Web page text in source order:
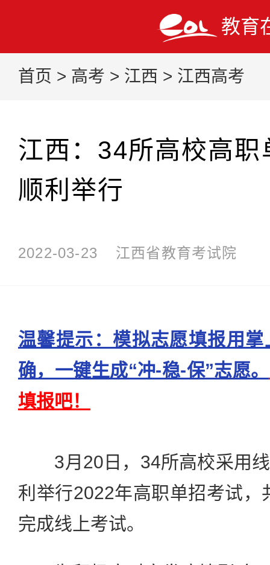
教育
首页 > 高考 > 江西 > 江西高考
江西：34所高校高
顺利举行
2022-03-23 江西省教育考试院
温馨提示：模拟志愿填报用
确，一键生成“冲-稳-保”志愿。
填报吧！
3月20日，34所高校采用线
利举行2022年高职单招考试，
完成线上考试。